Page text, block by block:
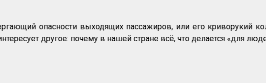
опасности выходящих пассажиров, или его криворукий
другое: почему в нашей стране всё, что делается «для